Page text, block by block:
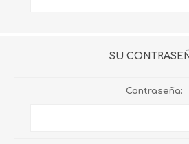
SU
Contraseña: